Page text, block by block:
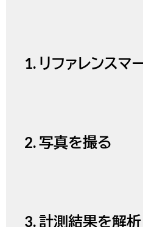
1. リファレンスマ
2. 写真を撮る
3. 計測結果を解析